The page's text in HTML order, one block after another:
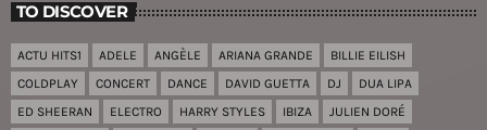
TO DISCOVER
ACTU HITS1 ADELE ANGÈLE ARIANA GRANDE
BILLIE EILISH
COLDPLAY
CONCERT DANCE DAVID GUETTA DJ
DUA LIPA
ED SHEERAN
ELECTRO HARRY STYLES IBIZA
JULIEN DORÉ